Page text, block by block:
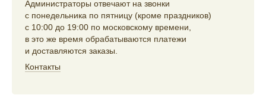
Администраторы отвечают на звонки
с понедельника по пятницу (кроме праздников)
с 10:00 до 19:00 по московскому времени,
в это же время обрабатываются платежи
и доставляются заказы.
Контакты